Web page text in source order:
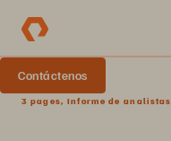
Contáctenos
3 pages, Informe de analistas